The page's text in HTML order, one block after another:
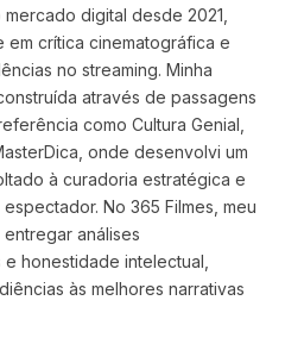
digital desde 2021,
em crítica cinematográfica e
no streaming. Minha
através de passagens
como Cultura Genial,
onde desenvolvi um
à curadoria estratégica e
No 365 Filmes, meu
análises
honestidade intelectual,
às melhores narrativas